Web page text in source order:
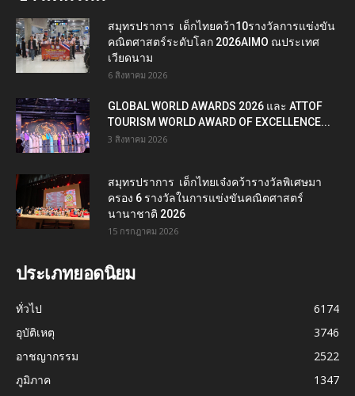
สมุทรปราการ เด็กไทยคว้า10รางวัลการแข่งขัน
คณิตศาสตร์ระดับโลก 2026AIMO ณประเทศ
เวียดนาม
6 สิงหาคม 2026
GLOBAL WORLD AWARDS 2026 และ ATTOF
TOURISM WORLD AWARD OF EXCELLENCE...
3 สิงหาคม 2026
สมุทรปราการ เด็กไทยเจ๋งคว้ารางวัลพิเศษมา
ครอง 6 รางวัลในการแข่งขันคณิตศาสตร์
นานาชาติ 2026
15 กรกฎาคม 2026
ประเภทยอดนิยม
ทั่วไป
6174
อุบัติเหตุ
3746
อาชญากรรม
2522
ภูมิภาค
1347